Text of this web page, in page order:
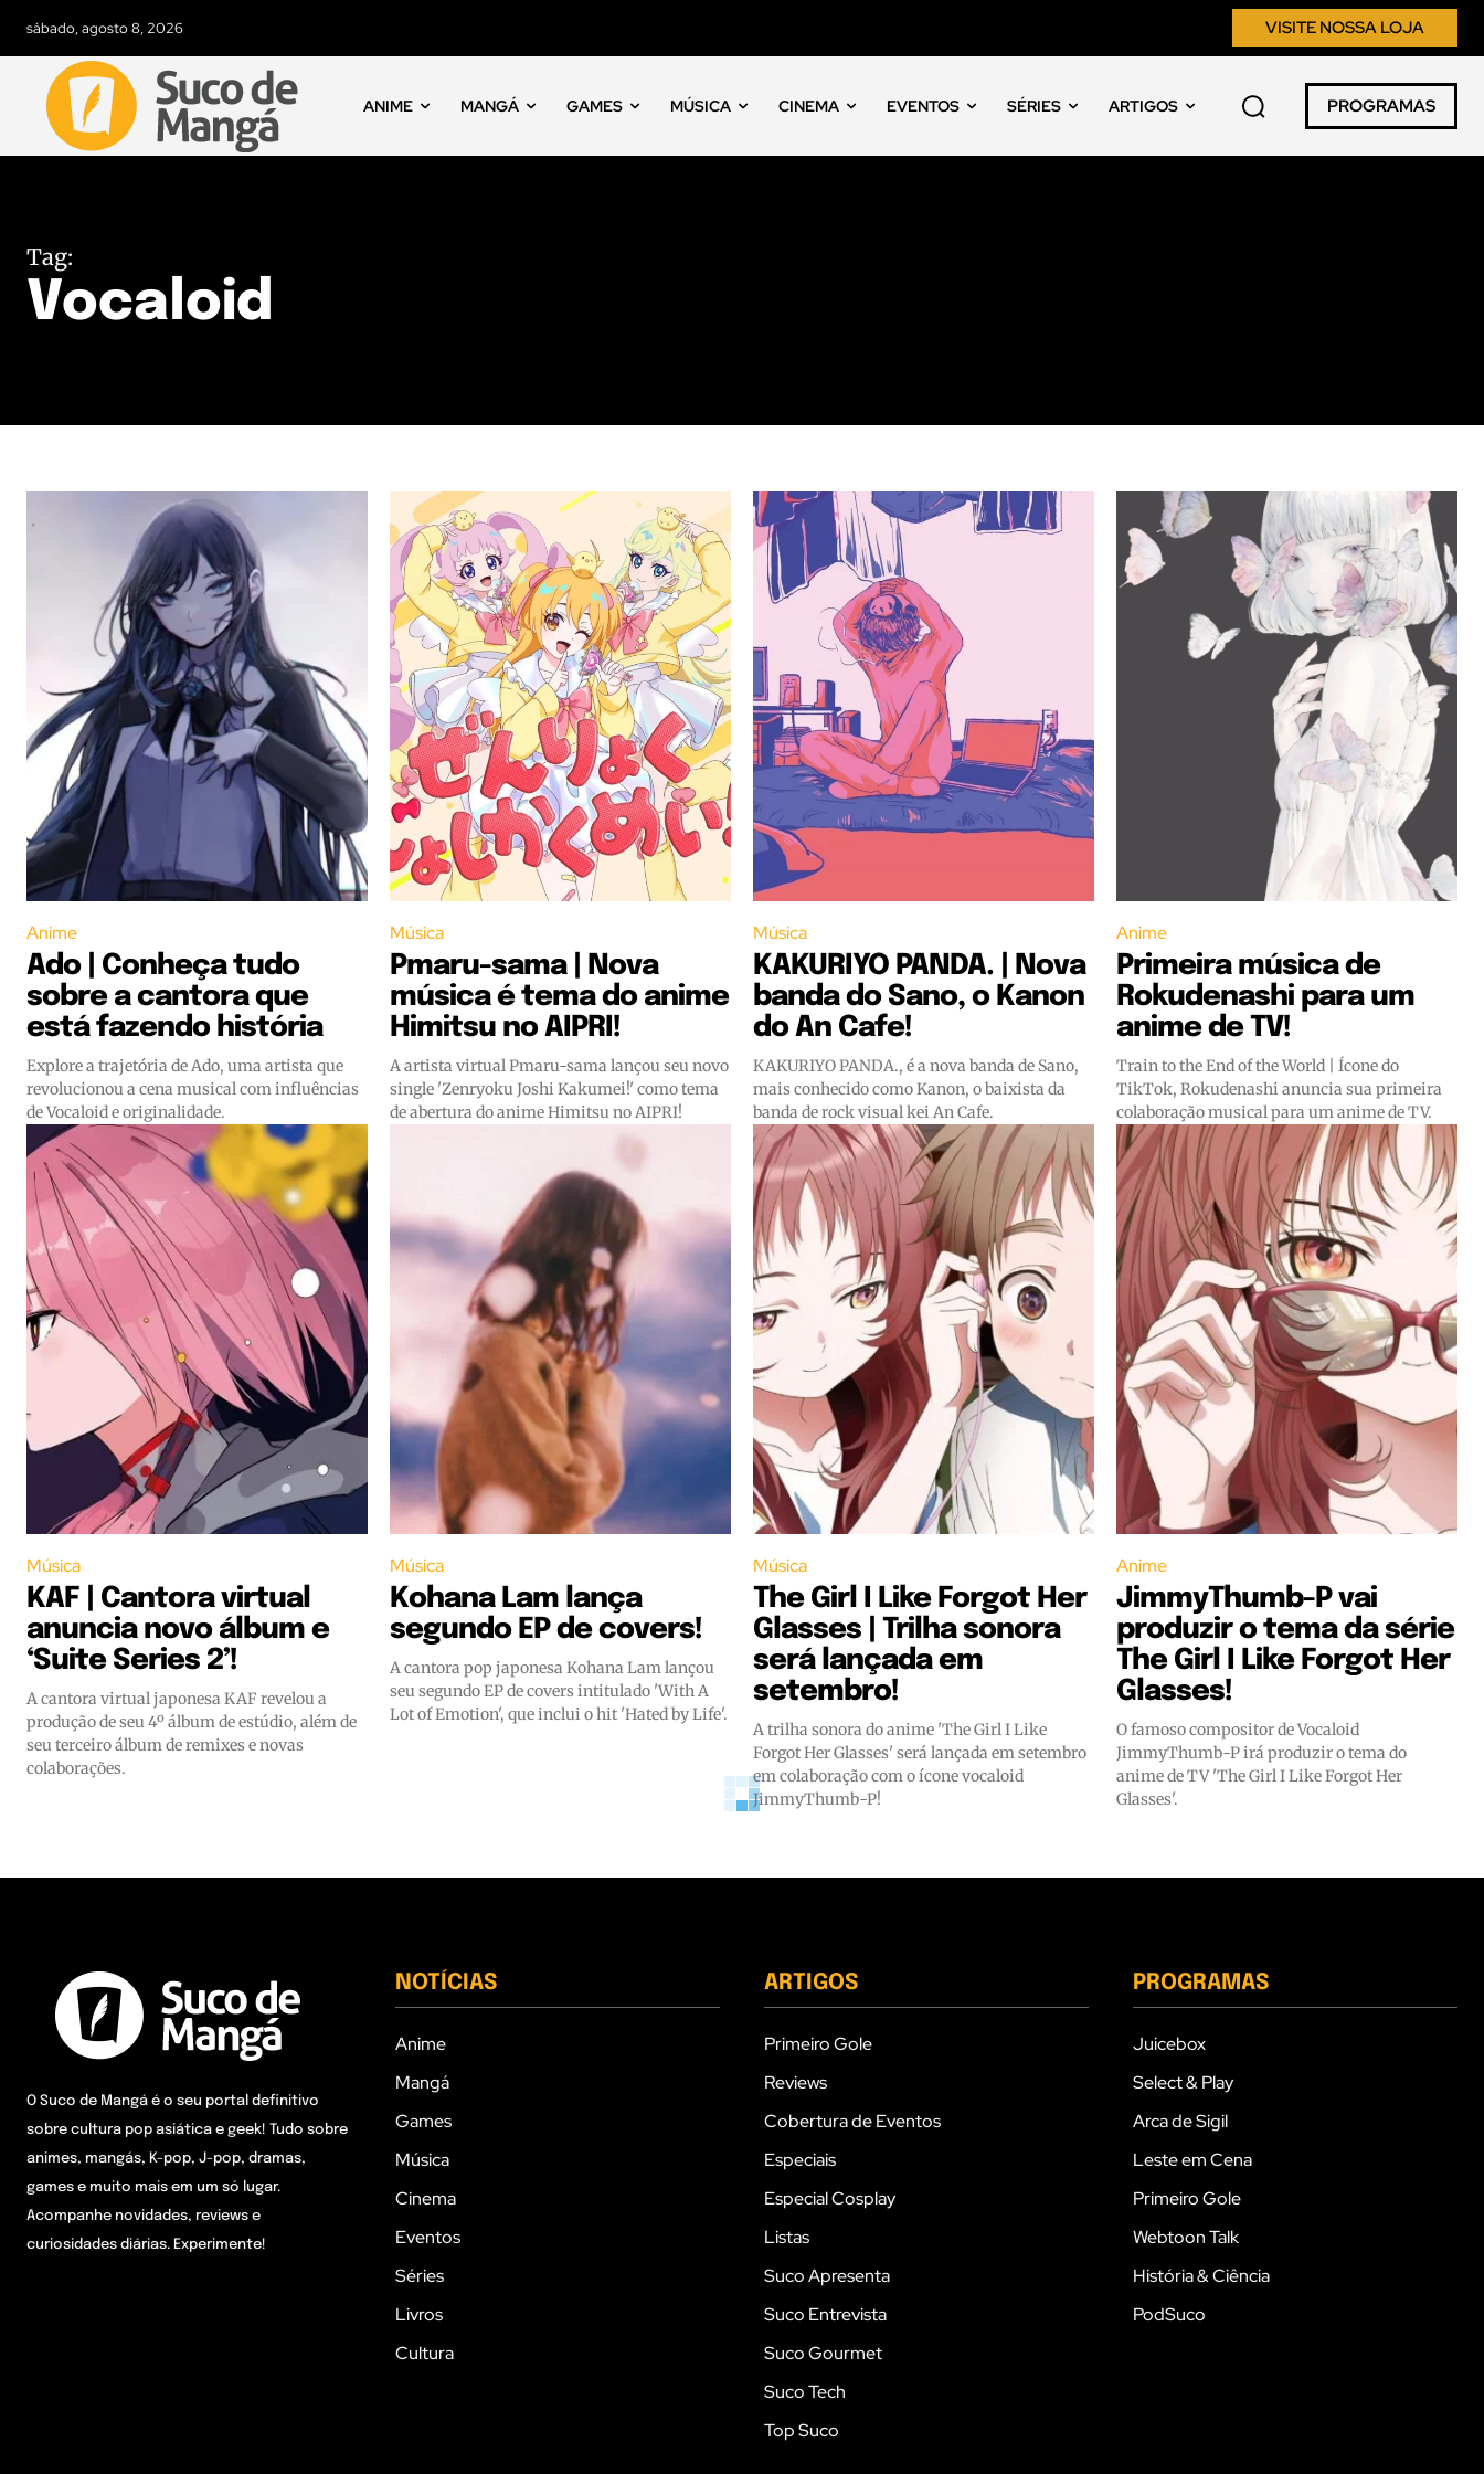
sábado, agosto 8, 2026 VISITE NOSSA LOJA
ANIME MANGÁ GAMES MÚSICA CINEMA EVENTOS SÉRIES ARTIGOS PROGRAMAS
Tag:
Vocaloid
Anime
Ado | Conheça tudo
sobre a cantora que
está fazendo história
Explore a trajetória de Ado, uma artista que
revolucionou a cena musical com influências
de Vocaloid e originalidade.
Música
Pmaru-sama | Nova
música é tema do anime
Himitsu no AIPRI!
A artista virtual Pmaru-sama lançou seu novo
single 'Zenryoku Joshi Kakumei!' como tema
de abertura do anime Himitsu no AIPRI!
Música
KAKURIYO PANDA. | Nova
banda do Sano, o Kanon
do An Cafe!
KAKURIYO PANDA., é a nova banda de Sano,
mais conhecido como Kanon, o baixista da
banda de rock visual kei An Cafe.
Anime
Primeira música de
Rokudenashi para um
anime de TV!
Train to the End of the World | Ícone do
TikTok, Rokudenashi anuncia sua primeira
colaboração musical para um anime de TV.
Música
KAF | Cantora virtual
anuncia novo álbum e
‘Suite Series 2’!
A cantora virtual japonesa KAF revelou a
produção de seu 4º álbum de estúdio, além de
seu terceiro álbum de remixes e novas
colaborações.
Música
Kohana Lam lança
segundo EP de covers!
A cantora pop japonesa Kohana Lam lançou
seu segundo EP de covers intitulado 'With A
Lot of Emotion', que inclui o hit 'Hated by Life'.
Música
The Girl I Like Forgot Her
Glasses | Trilha sonora
será lançada em
setembro!
A trilha sonora do anime 'The Girl I Like
Forgot Her Glasses' será lançada em setembro
em colaboração com o ícone vocaloid
JimmyThumb-P!
Anime
JimmyThumb-P vai
produzir o tema da série
The Girl I Like Forgot Her
Glasses!
O famoso compositor de Vocaloid
JimmyThumb-P irá produzir o tema do
anime de TV 'The Girl I Like Forgot Her
Glasses'.
O Suco de Mangá é o seu portal definitivo
sobre cultura pop asiática e geek! Tudo sobre
animes, mangás, K-pop, J-pop, dramas,
games e muito mais em um só lugar.
Acompanhe novidades, reviews e
curiosidades diárias. Experimente!
NOTÍCIAS
Anime
Mangá
Games
Música
Cinema
Eventos
Séries
Livros
Cultura
ARTIGOS
Primeiro Gole
Reviews
Cobertura de Eventos
Especiais
Especial Cosplay
Listas
Suco Apresenta
Suco Entrevista
Suco Gourmet
Suco Tech
Top Suco
PROGRAMAS
Juicebox
Select & Play
Arca de Sigil
Leste em Cena
Primeiro Gole
Webtoon Talk
História & Ciência
PodSuco